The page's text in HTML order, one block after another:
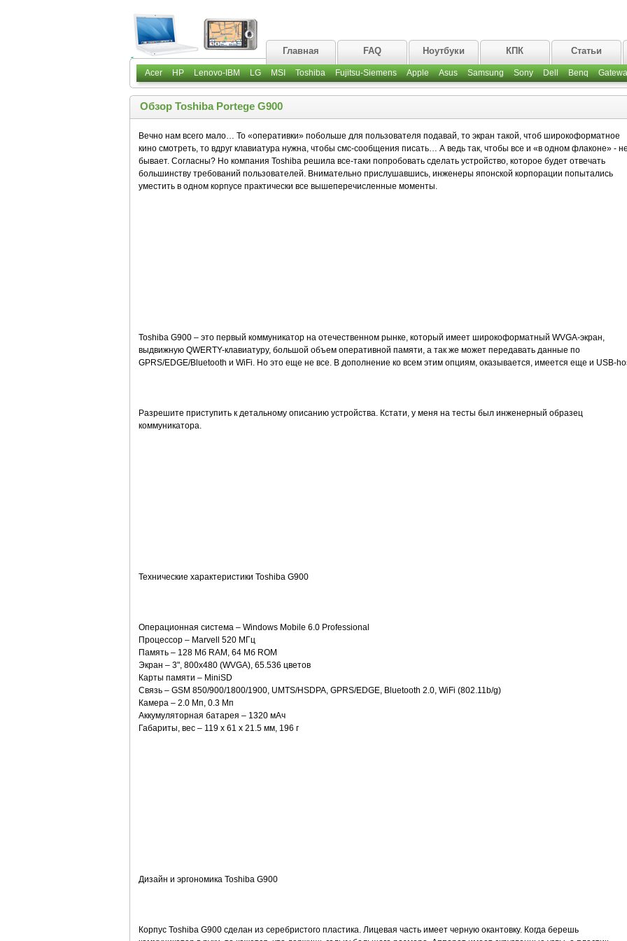
Главная FAQ Ноутбуки КПК Статьи
Acer HP Lenovo-IBM LG MSI Toshiba Fujitsu-Siemens Apple Asus Samsung Sony Dell Benq
Обзор Toshiba Portege G900
Вечно нам всего мало… То «оперативки» побольше для пользователя подавай, то экран такой, чтоб широкоформатное
кино смотреть, то вдруг клавиатура нужна, чтобы смс-сообщения писать… А ведь так, чтобы все и «в одном флаконе» -
бывает. Согласны? Но компания Toshiba решила все-таки попробовать сделать устройство, которое будет отвечать
большинству требований пользователей. Внимательно прислушавшись, инженеры японской корпорации попытались
уместить в одном корпусе практически все вышеперечисленные моменты.
Toshiba G900 – это первый коммуникатор на отечественном рынке, который имеет широкоформатный WVGA-экран,
выдвижную QWERTY-клавиатуру, большой объем оперативной памяти, а так же может передавать данные по
GPRS/EDGE/Bluetooth и WiFi. Но это еще не все. В дополнение ко всем этим опциям, оказывается, имеется еще и USB-
Разрешите приступить к детальному описанию устройства. Кстати, у меня на тесты был инженерный образец
коммуникатора.
Технические характеристики Toshiba G900
Операционная система – Windows Mobile 6.0 Professional
Процессор – Marvell 520 МГц
Память – 128 Мб RАM, 64 Мб ROM
Экран – 3", 800x480 (WVGA), 65.536 цветов
Карты памяти – MiniSD
Связь – GSM 850/900/1800/1900, UMTS/HSDPA, GPRS/EDGE, Bluetooth 2.0, WiFi (802.11b/g)
Камера – 2.0 Мп, 0.3 Мп
Аккумуляторная батарея – 1320 мАч
Габариты, вес – 119 х 61 х 21.5 мм, 196 г
Дизайн и эргономика Toshiba G900
Корпус Toshiba G900 сделан из серебристого пластика. Лицевая часть имеет черную окантовку. Когда берешь